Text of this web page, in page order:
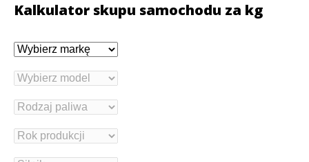
Kalkulator skupu samochodu za kg